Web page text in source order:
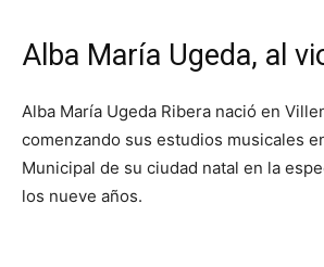
Alba María Ugeda, al
Alba María Ugeda Ribera nació en
comenzando sus estudios musicales
Municipal de su ciudad natal en la
los nueve años.